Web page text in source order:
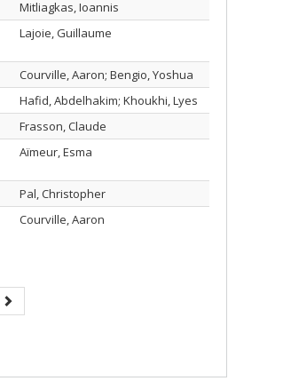
Mitliagkas, Ioannis
Lajoie, Guillaume
Courville, Aaron; Bengio, Yoshua
Hafid, Abdelhakim; Khoukhi, Lyes
Frasson, Claude
Aïmeur, Esma
Pal, Christopher
Courville, Aaron
Page
suivante